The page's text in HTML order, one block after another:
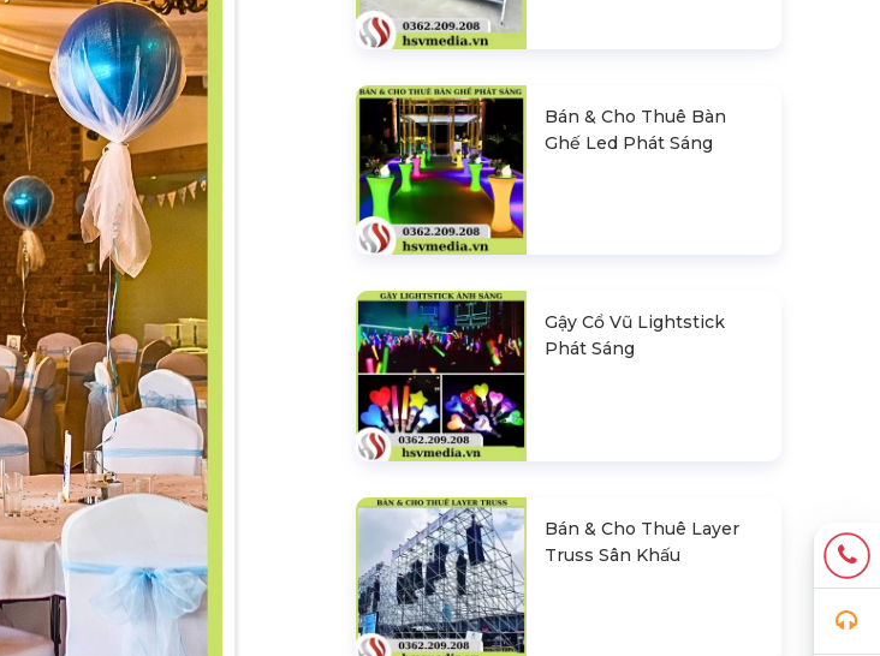
Bán & Cho Thuê Bàn
Ghế Led Phát Sáng
Gậy Cổ Vũ Lightstick
Phát Sáng
Bán & Cho Thuê Layer
Truss Sân Khấu